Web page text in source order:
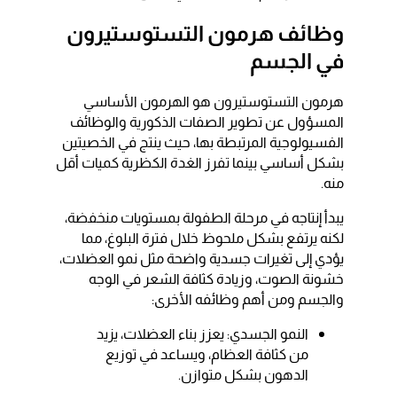
وظائف هرمون التستوستيرون
في الجسم
هرمون التستوستيرون هو الهرمون الأساسي
المسؤول عن تطوير الصفات الذكورية والوظائف
الفسيولوجية المرتبطة بها، حيث ينتج في الخصيتين
بشكل أساسي بينما تفرز الغدة الكظرية كميات أقل
منه.
يبدأ إنتاجه في مرحلة الطفولة بمستويات منخفضة،
لكنه يرتفع بشكل ملحوظ خلال فترة البلوغ، مما
يؤدي إلى تغيرات جسدية واضحة مثل نمو العضلات،
خشونة الصوت، وزيادة كثافة الشعر في الوجه
والجسم ومن أهم وظائفه الأخرى:
النمو الجسدي: يعزز بناء العضلات، يزيد
من كثافة العظام، ويساعد في توزيع
الدهون بشكل متوازن.